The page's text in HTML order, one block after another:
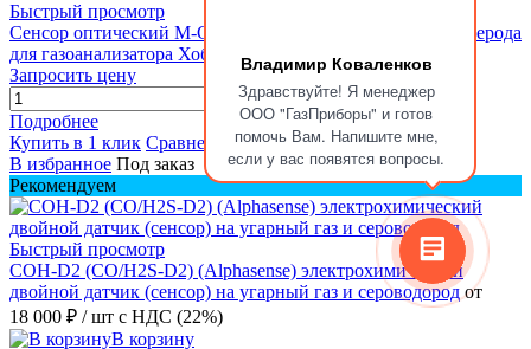
Владимир Коваленков
Здравствуйте! Я менеджер
ООО "ГазПриборы" и готов
помочь Вам. Напишите мне,
если у вас появятся вопросы.
Быстрый просмотр
Сенсор оптический M-CO2-OD1 0-6.0 об. на диоксид углерода
для газоанализатора Хоббит-Т/ОКА
Цена по запросу
Запросить цену
Подробнее
Купить в 1 клик Сравнение
В избранное Под заказ
Рекомендуем
Быстрый просмотр
COH-D2 (CO/H2S-D2) (Alphasense) электрохимический
двойной датчик (сенсор) на угарный газ и сероводород от
18 000 ₽ / шт с НДС (22%)
В корзину